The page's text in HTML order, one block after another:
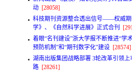
动 [28058]
科技期刊资源整合透出信号——权威期
学》、《自然科学进展》正式合刊
着眼“名刊建设”浙大学报不断推进“学
预防机制”和“期刊数字化”建设 [28574]
湖南出版集团战略部署 3轮改革引领上
路 [28261]